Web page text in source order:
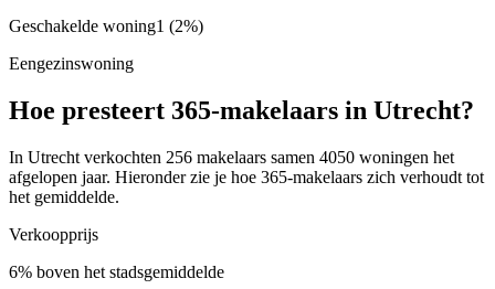
Geschakelde woning1 (2%)
Eengezinswoning
Hoe presteert 365-makelaars in Utrecht?
In Utrecht verkochten 256 makelaars samen 4050 woningen het
afgelopen jaar. Hieronder zie je hoe 365-makelaars zich verhoudt tot
het gemiddelde.
Verkoopprijs
6% boven het stadsgemiddelde